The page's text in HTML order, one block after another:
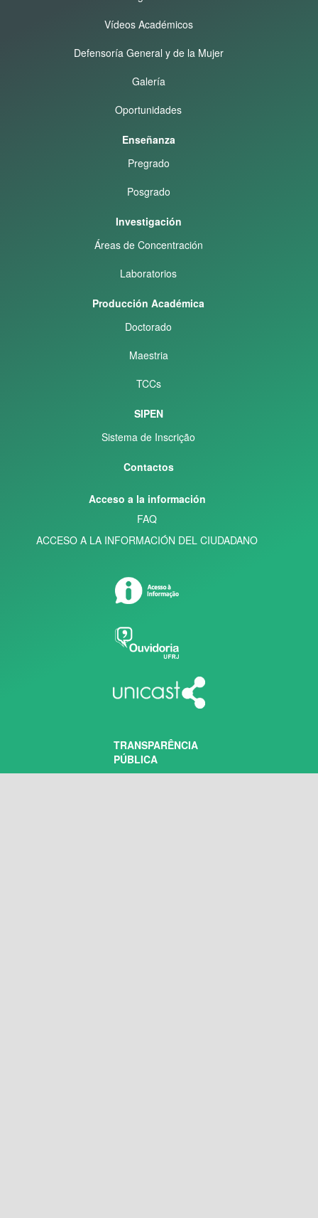
Vídeos Académicos
Defensoría General y de la Mujer
Galería
Oportunidades
Enseñanza
Pregrado
Posgrado
Investigación
Áreas de Concentración
Laboratorios
Producción Académica
Doctorado
Maestria
TCCs
SIPEN
Sistema de Inscrição
Contactos
Acceso a la información
FAQ
ACCESO A LA INFORMACIÓN DEL CIUDADANO
TRANSPARÊNCIA
PÚBLICA